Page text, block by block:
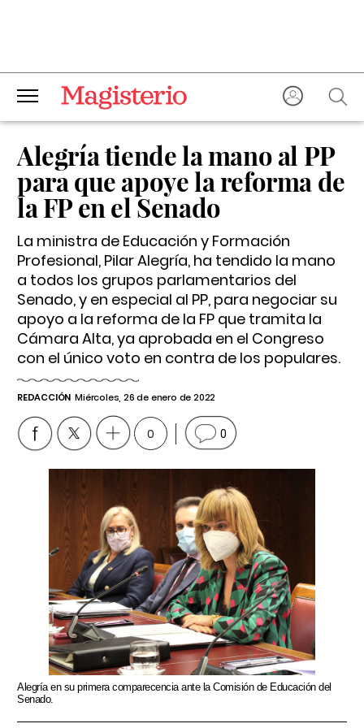
Alegría tiende la mano al PP
para que apoye la reforma de
la FP en el Senado
La ministra de Educación y Formación
Profesional, Pilar Alegría, ha tendido la mano
a todos los grupos parlamentarios del
Senado, y en especial al PP, para negociar su
apoyo a la reforma de la FP que tramita la
Cámara Alta, ya aprobada en el Congreso
con el único voto en contra de los populares.
REDACCIÓN Miércoles, 26 de enero de 2022
0 0
Alegría en su primera comparecencia ante la Comisión de Educación del
Senado.